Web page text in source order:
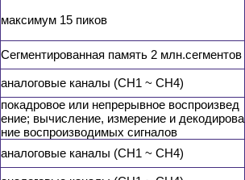
максимум 15 пиков
Сегментированная память 2 млн.сегментов
аналоговые каналы (CH1 ~ CH4)
покадровое или непрерывное воспроизвед
ение; вычисление, измерение и декодирова
ние воспроизводимых сигналов
аналоговые каналы (CH1 ~ CH4)